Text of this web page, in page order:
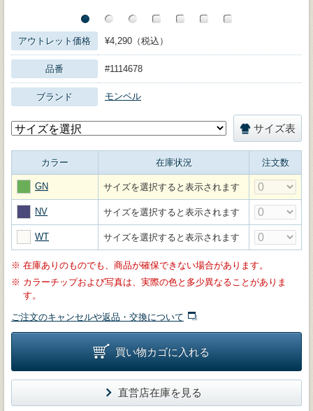
アウトレット価格 ¥4,290（税込）
品番 #1114678
ブランド モンベル
サイズ表
カラー 在庫状況 注文数
GN サイズを選択すると表示されます
NV サイズを選択すると表示されます
WT サイズを選択すると表示されます
※ 在庫ありのものでも、商品が確保できない場合があります。
※ カラーチップおよび写真は、実際の色と多少異なることがありま
す。
ご注文のキャンセルや返品・交換について
買い物カゴに入れる
直営店在庫を見る